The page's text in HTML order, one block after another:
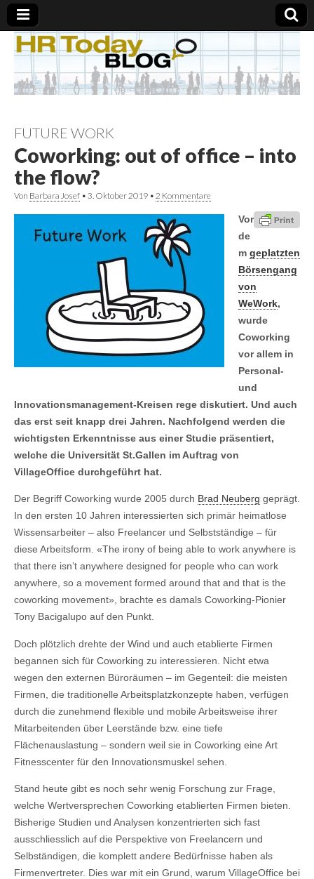
FUTURE WORK
Coworking: out of office – into
the flow?
Von Barbara Josef • 3. Oktober 2019 • 2 Kommentare
Vor
de
m geplatzten
Börsengang
von
WeWork,
wurde
Coworking
vor allem in
Personal-
und
Innovationsmanagement-Kreisen rege diskutiert. Und auch
das erst seit knapp drei Jahren. Nachfolgend werden die
wichtigsten Erkenntnisse aus einer Studie präsentiert,
welche die Universität St.Gallen im Auftrag von
VillageOffice durchgeführt hat.
Der Begriff Coworking wurde 2005 durch Brad Neuberg geprägt.
In den ersten 10 Jahren interessierten sich primär heimatlose
Wissensarbeiter – also Freelancer und Selbstständige – für
diese Arbeitsform. «The irony of being able to work anywhere is
that there isn’t anywhere designed for people who can work
anywhere, so a movement formed around that and that is the
coworking movement», brachte es damals Coworking-Pionier
Tony Bacigalupo auf den Punkt.
Doch plötzlich drehte der Wind und auch etablierte Firmen
begannen sich für Coworking zu interessieren. Nicht etwa
wegen den externen Büroräumen – im Gegenteil: die meisten
Firmen, die traditionelle Arbeitsplatzkonzepte haben, verfügen
durch die zunehmend flexible und mobile Arbeitsweise ihrer
Mitarbeitenden über Leerstände bzw. eine tiefe
Flächenauslastung – sondern weil sie in Coworking eine Art
Fitnesscenter für den Innovationsmuskel sehen.
Stand heute gibt es noch sehr wenig Forschung zur Frage,
welche Wertversprechen Coworking etablierten Firmen bieten.
Bisherige Studien und Analysen konzentrierten sich fast
ausschliesslich auf die Perspektive von Freelancern und
Selbständigen, die komplett andere Bedürfnisse haben als
Firmenvertreter. Dies war mit ein Grund, warum VillageOffice bei